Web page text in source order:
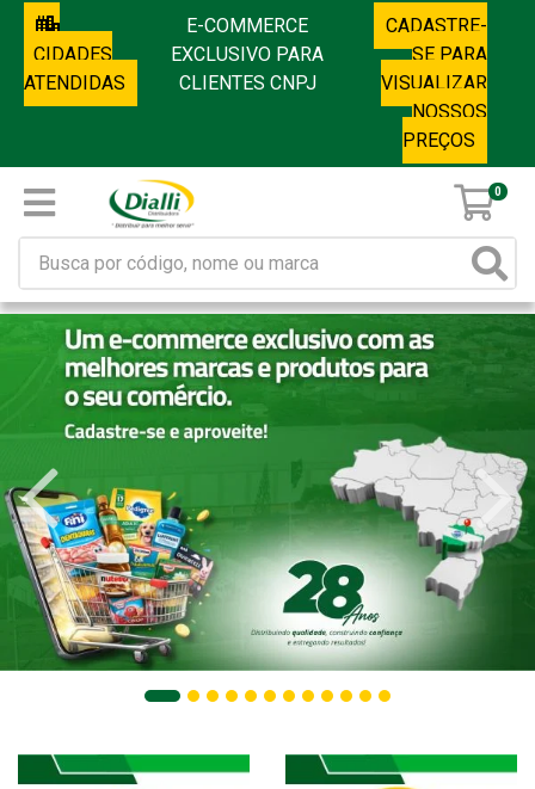
CIDADES
ATENDIDAS
E-COMMERCE
EXCLUSIVO PARA
CLIENTES CNPJ
CADASTRE-
SE PARA
VISUALIZAR
NOSSOS
PREÇOS
0